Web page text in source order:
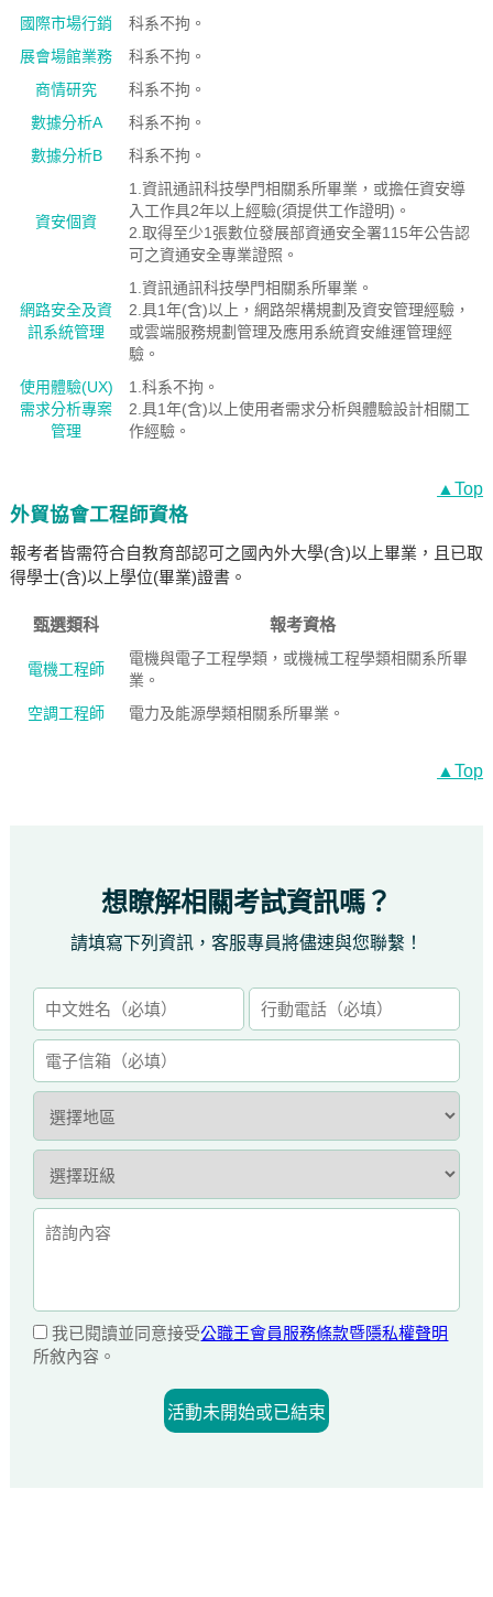
國際市場行銷
科系不拘。
展會場館業務
科系不拘。
商情研究
科系不拘。
數據分析A
科系不拘。
數據分析B
科系不拘。
資安個資
1.資訊通訊科技學門相關系所畢業，或擔任資安導
入工作具2年以上經驗(須提供工作證明)。
2.取得至少1張數位發展部資通安全署115年公告認
可之資通安全專業證照。
網路安全及資
訊系統管理
1.資訊通訊科技學門相關系所畢業。
2.具1年(含)以上，網路架構規劃及資安管理經驗，
或雲端服務規劃管理及應用系統資安維運管理經
驗。
使用體驗(UX)
需求分析專案
管理
1.科系不拘。
2.具1年(含)以上使用者需求分析與體驗設計相關工
作經驗。
▲Top
外貿協會工程師資格
報考者皆需符合自教育部認可之國內外大學(含)以上畢業，且已取
得學士(含)以上學位(畢業)證書。
甄選類科 報考資格
電機工程師
電機與電子工程學類，或機械工程學類相關系所畢
業。
空調工程師
電力及能源學類相關系所畢業。
▲Top
想瞭解相關考試資訊嗎？
請填寫下列資訊，客服專員將儘速與您聯繫！
我已閱讀並同意接受公職王會員服務條款暨隱私權聲明
所敘內容。
活動未開始或已結束